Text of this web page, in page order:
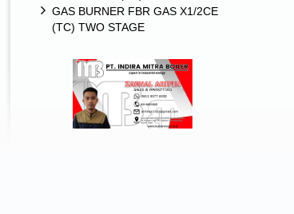
GAS BURNER FBR GAS X1/2CE
(TC) TWO STAGE